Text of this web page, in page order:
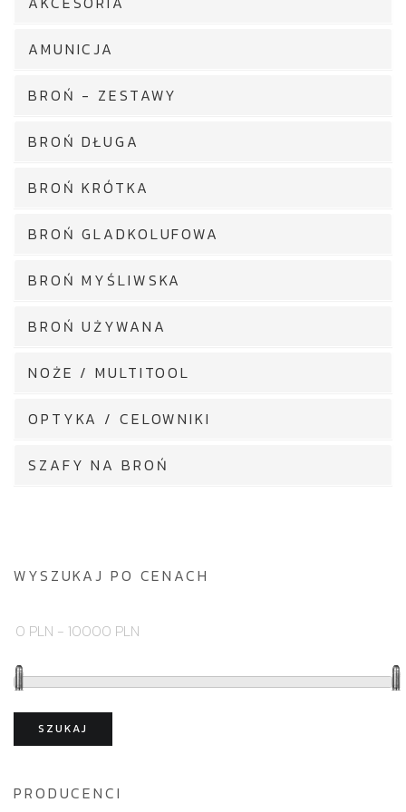
AMUNICJA
BROŃ - ZESTAWY
BROŃ DŁUGA
BROŃ KRÓTKA
BROŃ GLADKOLUFOWA
BROŃ MYŚLIWSKA
BROŃ UŻYWANA
NOŻE / MULTITOOL
OPTYKA / CELOWNIKI
SZAFY NA BROŃ
WYSZUKAJ PO CENACH
SZUKAJ
PRODUCENCI